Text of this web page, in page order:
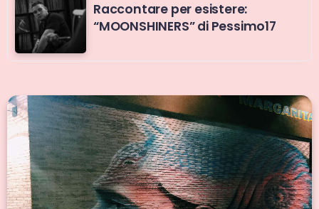
Raccontare per esistere:
“MOONSHINERS” di Pessimo17